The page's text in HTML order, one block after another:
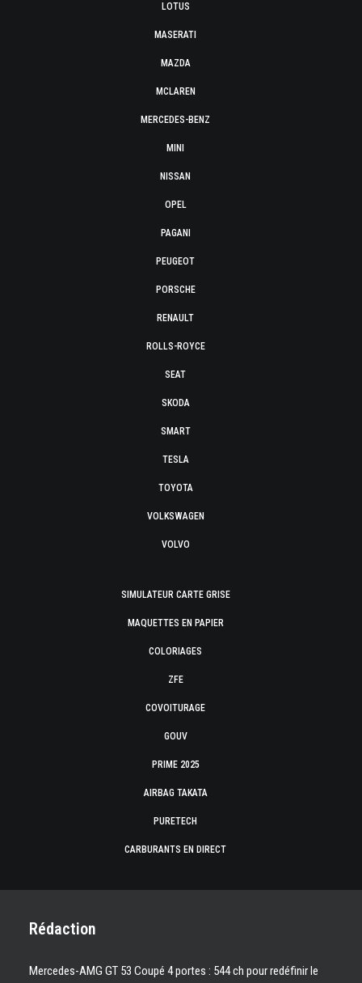
LOTUS
MASERATI
MAZDA
MCLAREN
MERCEDES-BENZ
MINI
NISSAN
OPEL
PAGANI
PEUGEOT
PORSCHE
RENAULT
ROLLS-ROYCE
SEAT
SKODA
SMART
TESLA
TOYOTA
VOLKSWAGEN
VOLVO
SIMULATEUR CARTE GRISE
MAQUETTES EN PAPIER
COLORIAGES
ZFE
COVOITURAGE
GOUV
PRIME 2025
AIRBAG TAKATA
PURETECH
CARBURANTS EN DIRECT
Rédaction
Mercedes-AMG GT 53 Coupé 4 portes : 544 ch pour redéfinir le